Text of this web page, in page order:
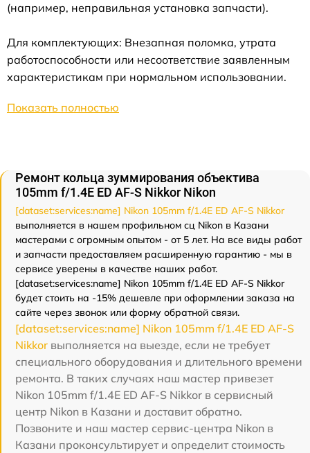
(например, неправильная установка запчасти).
Для комплектующих: Внезапная поломка, утрата
работоспособности или несоответствие заявленным
характеристикам при нормальном использовании.
Показать полностью
Ремонт кольца зуммирования объектива
105mm f/1.4E ED AF-S Nikkor Nikon
[dataset:services:name] Nikon 105mm f/1.4E ED AF-S Nikkor
выполняется в нашем профильном сц Nikon в Казани
мастерами с огромным опытом - от 5 лет. На все виды работ
и запчасти предоставляем расширенную гарантию - мы в
сервисе уверены в качестве наших работ.
[dataset:services:name] Nikon 105mm f/1.4E ED AF-S Nikkor
будет стоить на -15% дешевле при оформлении заказа на
сайте через звонок или форму обратной связи.
[dataset:services:name] Nikon 105mm f/1.4E ED AF-S
Nikkor выполняется на выезде, если не требует
специального оборудования и длительного времени
ремонта. В таких случаях наш мастер привезет
Nikon 105mm f/1.4E ED AF-S Nikkor в сервисный
центр Nikon в Казани и доставит обратно.
Позвоните и наш мастер сервис-центра Nikon в
Казани проконсультирует и определит стоимость